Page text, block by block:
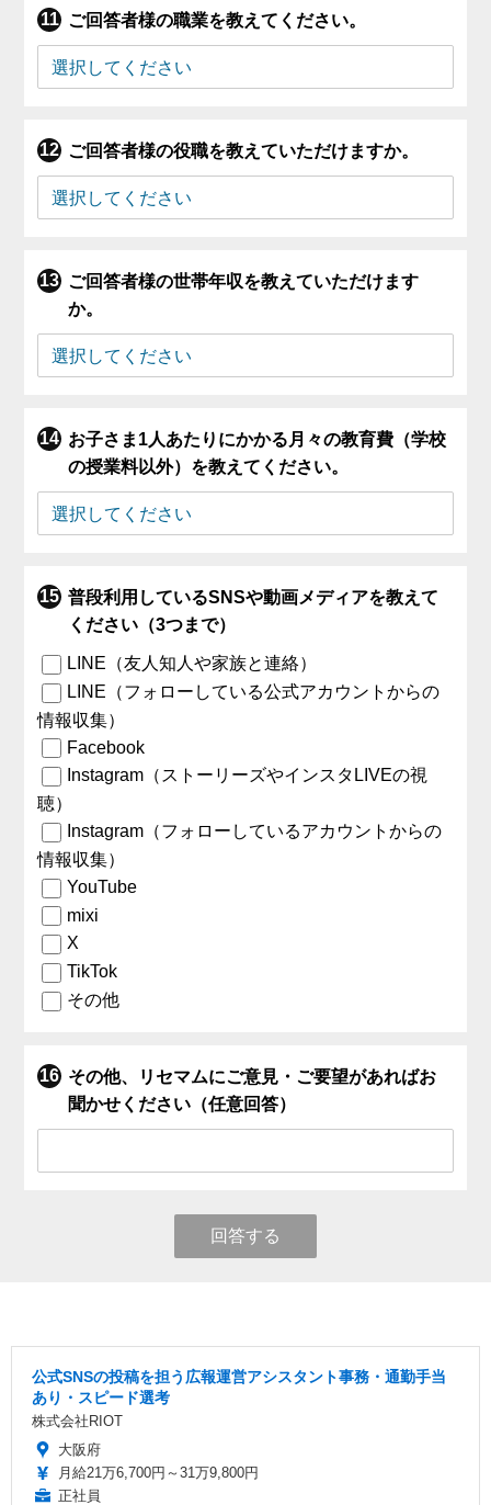
ご回答者様の職業を教えてください。
ご回答者様の役職を教えていただけますか。
ご回答者様の世帯年収を教えていただけます
か。
お子さま1人あたりにかかる月々の教育費（学校
の授業料以外）を教えてください。
普段利用しているSNSや動画メディアを教えて
ください（3つまで）
LINE（友人知人や家族と連絡）
LINE（フォローしている公式アカウントからの
情報収集）
Facebook
Instagram（ストーリーズやインスタLIVEの視
聴）
Instagram（フォローしているアカウントからの
情報収集）
YouTube
mixi
X
TikTok
その他
その他、リセマムにご意見・ご要望があればお
聞かせください（任意回答）
回答する
公式SNSの投稿を担う広報運営アシスタント事務・通勤手当
あり・スピード選考
株式会社RIOT
大阪府
月給21万6,700円～31万9,800円
正社員